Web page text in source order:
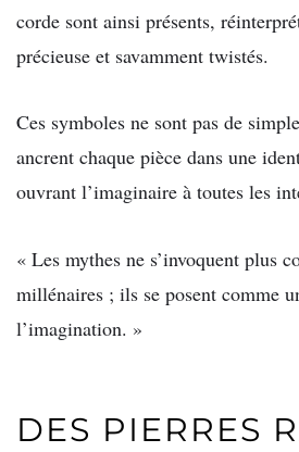
corde sont ainsi présents,
précieuse et savamment twistés.
Ces symboles ne sont pas de
ancrent chaque pièce dans une
ouvrant l’imaginaire à toutes les
« Les mythes ne s’invoquent plus
millénaires ; ils se posent comme
l’imagination. »
DES PIERRES